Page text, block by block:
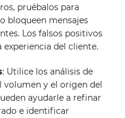
pruébalos para
bloqueen mensajes
Los falsos positivos
del cliente.
: Utilice los análisis de
volumen y el origen del
ayudarle a refinar
e identificar